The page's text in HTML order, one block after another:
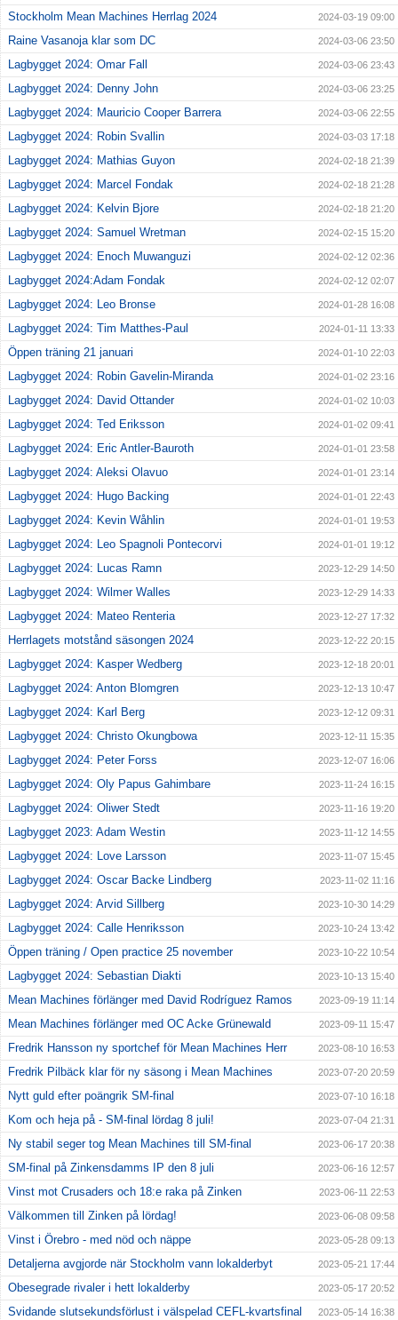
Stockholm Mean Machines Herrlag 2024 2024-03-19 09:00
Raine Vasanoja klar som DC 2024-03-06 23:50
Lagbygget 2024: Omar Fall 2024-03-06 23:43
Lagbygget 2024: Denny John 2024-03-06 23:25
Lagbygget 2024: Mauricio Cooper Barrera 2024-03-06 22:55
Lagbygget 2024: Robin Svallin 2024-03-03 17:18
Lagbygget 2024: Mathias Guyon 2024-02-18 21:39
Lagbygget 2024: Marcel Fondak 2024-02-18 21:28
Lagbygget 2024: Kelvin Bjore 2024-02-18 21:20
Lagbygget 2024: Samuel Wretman 2024-02-15 15:20
Lagbygget 2024: Enoch Muwanguzi 2024-02-12 02:36
Lagbygget 2024:Adam Fondak 2024-02-12 02:07
Lagbygget 2024: Leo Bronse 2024-01-28 16:08
Lagbygget 2024: Tim Matthes-Paul 2024-01-11 13:33
Öppen träning 21 januari 2024-01-10 22:03
Lagbygget 2024: Robin Gavelin-Miranda 2024-01-02 23:16
Lagbygget 2024: David Ottander 2024-01-02 10:03
Lagbygget 2024: Ted Eriksson 2024-01-02 09:41
Lagbygget 2024: Eric Antler-Bauroth 2024-01-01 23:58
Lagbygget 2024: Aleksi Olavuo 2024-01-01 23:14
Lagbygget 2024: Hugo Backing 2024-01-01 22:43
Lagbygget 2024: Kevin Wåhlin 2024-01-01 19:53
Lagbygget 2024: Leo Spagnoli Pontecorvi 2024-01-01 19:12
Lagbygget 2024: Lucas Ramn 2023-12-29 14:50
Lagbygget 2024: Wilmer Walles 2023-12-29 14:33
Lagbygget 2024: Mateo Renteria 2023-12-27 17:32
Herrlagets motstånd säsongen 2024 2023-12-22 20:15
Lagbygget 2024: Kasper Wedberg 2023-12-18 20:01
Lagbygget 2024: Anton Blomgren 2023-12-13 10:47
Lagbygget 2024: Karl Berg 2023-12-12 09:31
Lagbygget 2024: Christo Okungbowa 2023-12-11 15:35
Lagbygget 2024: Peter Forss 2023-12-07 16:06
Lagbygget 2024: Oly Papus Gahimbare 2023-11-24 16:15
Lagbygget 2024: Oliwer Stedt 2023-11-16 19:20
Lagbygget 2023: Adam Westin 2023-11-12 14:55
Lagbygget 2024: Love Larsson 2023-11-07 15:45
Lagbygget 2024: Oscar Backe Lindberg 2023-11-02 11:16
Lagbygget 2024: Arvid Sillberg 2023-10-30 14:29
Lagbygget 2024: Calle Henriksson 2023-10-24 13:42
Öppen träning / Open practice 25 november 2023-10-22 10:54
Lagbygget 2024: Sebastian Diakti 2023-10-13 15:40
Mean Machines förlänger med David Rodríguez Ramos 2023-09-19 11:14
Mean Machines förlänger med OC Acke Grünewald 2023-09-11 15:47
Fredrik Hansson ny sportchef för Mean Machines Herr 2023-08-10 16:53
Fredrik Pilbäck klar för ny säsong i Mean Machines 2023-07-20 20:59
Nytt guld efter poängrik SM-final 2023-07-10 16:18
Kom och heja på - SM-final lördag 8 juli! 2023-07-04 21:31
Ny stabil seger tog Mean Machines till SM-final 2023-06-17 20:38
SM-final på Zinkensdamms IP den 8 juli 2023-06-16 12:57
Vinst mot Crusaders och 18:e raka på Zinken 2023-06-11 22:53
Välkommen till Zinken på lördag! 2023-06-08 09:58
Vinst i Örebro - med nöd och näppe 2023-05-28 09:13
Detaljerna avgjorde när Stockholm vann lokalderbyt 2023-05-21 17:44
Obesegrade rivaler i hett lokalderby 2023-05-17 20:52
Svidande slutsekundsförlust i välspelad CEFL-kvartsfinal 2023-05-14 16:38